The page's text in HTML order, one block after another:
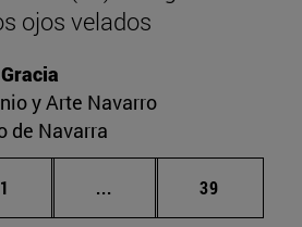
ojos velados
y Arte Navarro
de Navarra
Página
1 ... Páginas intermedias
Página
39